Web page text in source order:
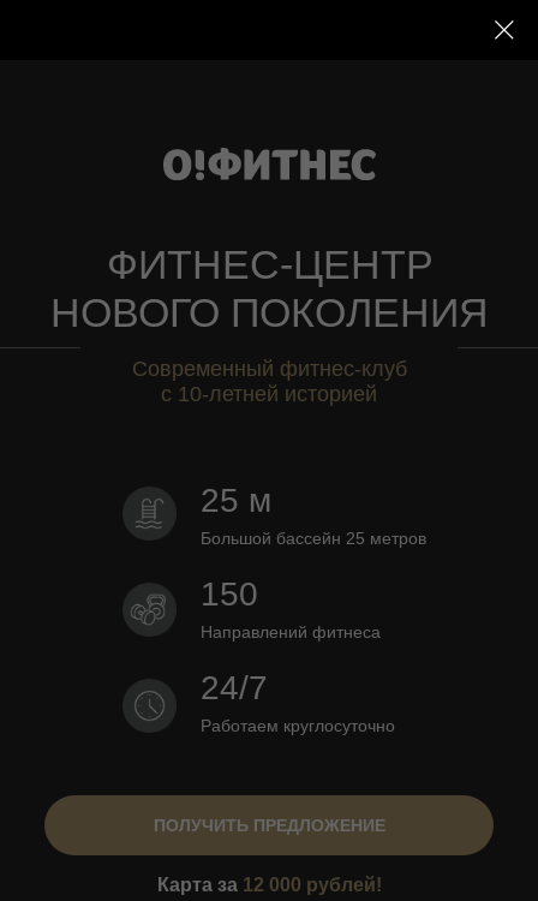
ФИТНЕС-ЦЕНТР
НОВОГО ПОКОЛЕНИЯ
Современный фитнес-клуб
с 10-летней историей
150
Направлений фитнеса
25 м
Большой бассейн 25 метров
24/7
Работаем круглосуточно
ПОЛУЧИТЬ ПРЕДЛОЖЕНИЕ
Карта за12 000 рублей!